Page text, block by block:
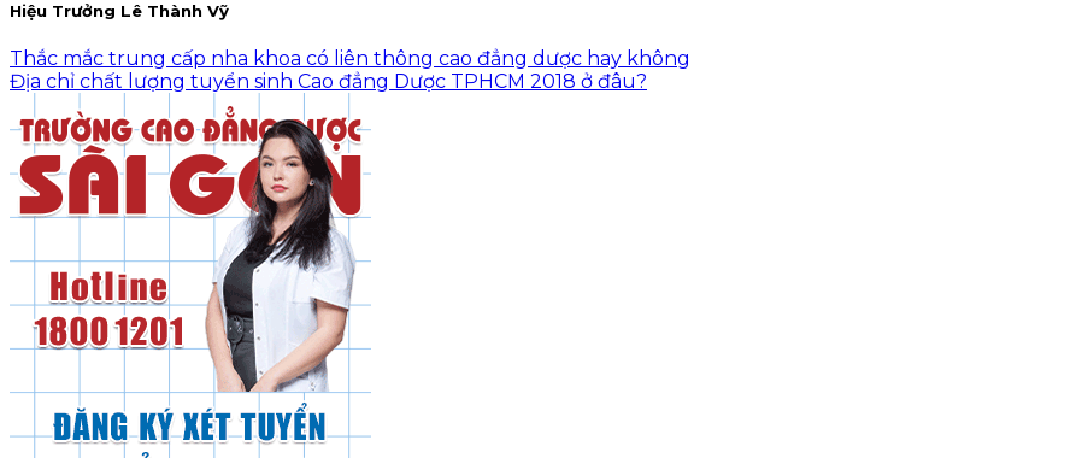
Hiệu Trưởng Lê Thành Vỹ
Thắc mắc trung cấp nha khoa có liên thông cao đẳng dược hay không
Địa chỉ chất lượng tuyển sinh Cao đẳng Dược TPHCM 2018 ở đâu?